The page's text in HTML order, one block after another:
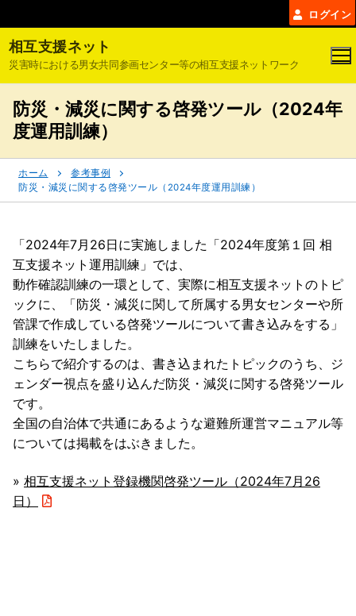
ン
テ
ン
ツ
ログイン
相互支援ネット
災害時における男女共同参画センター等の相互支援ネットワーク
防災・減災に関する啓発ツール（2024年
度運用訓練）
ホーム
参考事例
防災・減災に関する啓発ツール（2024年度運用訓練）
「2024年7月26日に実施しました「2024年度第１回 相
互支援ネット運用訓練」では、
動作確認訓練の一環として、実際に相互支援ネットのトピ
ックに、「防災・減災に関して所属する男女センターや所
管課で作成している啓発ツールについて書き込みをする」
訓練をいたしました。
こちらで紹介するのは、書き込まれたトピックのうち、ジ
ェンダー視点を盛り込んだ防災・減災に関する啓発ツール
です。
全国の自治体で共通にあるような避難所運営マニュアル等
については掲載をはぶきました。
» 相互支援ネット登録機関啓発ツール（2024年7月26
日）